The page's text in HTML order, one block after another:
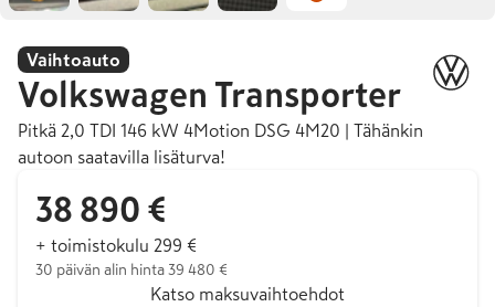
Vaihtoauto
Volkswagen Transporter
Pitkä 2,0 TDI 146 kW 4Motion DSG 4M20 | Tähänkin
autoon saatavilla lisäturva!
38 890 €
+ toimistokulu 299 €
30 päivän alin hinta 39 480 €
Katso maksuvaihtoehdot